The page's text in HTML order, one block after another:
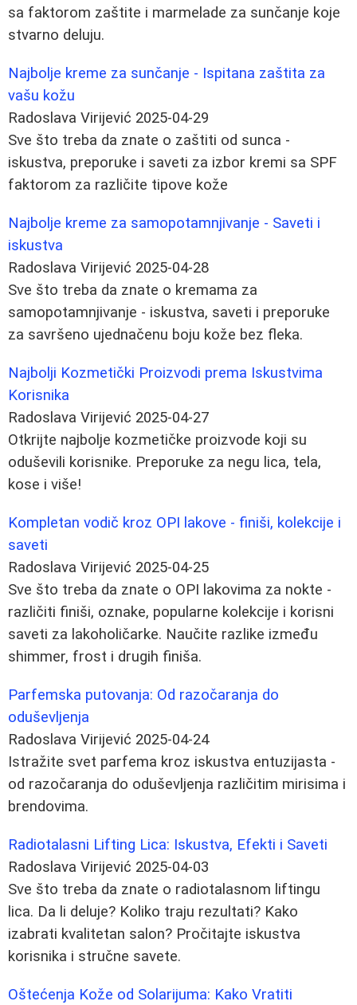
sa faktorom zaštite i marmelade za sunčanje koje
stvarno deluju.
Najbolje kreme za sunčanje - Ispitana zaštita za
vašu kožu
Radoslava Virijević 2025-04-29
Sve što treba da znate o zaštiti od sunca -
iskustva, preporuke i saveti za izbor kremi sa SPF
faktorom za različite tipove kože
Najbolje kreme za samopotamnjivanje - Saveti i
iskustva
Radoslava Virijević 2025-04-28
Sve što treba da znate o kremama za
samopotamnjivanje - iskustva, saveti i preporuke
za savršeno ujednačenu boju kože bez fleka.
Najbolji Kozmetički Proizvodi prema Iskustvima
Korisnika
Radoslava Virijević 2025-04-27
Otkrijte najbolje kozmetičke proizvode koji su
oduševili korisnike. Preporuke za negu lica, tela,
kose i više!
Kompletan vodič kroz OPI lakove - finiši, kolekcije i
saveti
Radoslava Virijević 2025-04-25
Sve što treba da znate o OPI lakovima za nokte -
različiti finiši, oznake, popularne kolekcije i korisni
saveti za lakoholičarke. Naučite razlike između
shimmer, frost i drugih finiša.
Parfemska putovanja: Od razočaranja do
oduševljenja
Radoslava Virijević 2025-04-24
Istražite svet parfema kroz iskustva entuzijasta -
od razočaranja do oduševljenja različitim mirisima i
brendovima.
Radiotalasni Lifting Lica: Iskustva, Efekti i Saveti
Radoslava Virijević 2025-04-03
Sve što treba da znate o radiotalasnom liftingu
lica. Da li deluje? Koliko traju rezultati? Kako
izabrati kvalitetan salon? Pročitajte iskustva
korisnika i stručne savete.
Oštećenja Kože od Solarijuma: Kako Vratiti